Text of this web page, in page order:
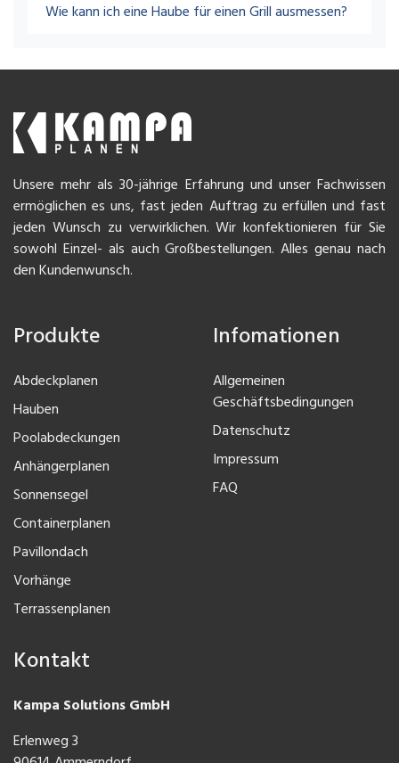
Wie kann ich eine Haube für einen Grill ausmessen?
Unsere mehr als 30-jährige Erfahrung und unser Fachwissen
ermöglichen es uns, fast jeden Auftrag zu erfüllen und fast
jeden Wunsch zu verwirklichen. Wir konfektionieren für Sie
sowohl Einzel- als auch Großbestellungen. Alles genau nach
den Kundenwunsch.
Produkte
Abdeckplanen
Hauben
Poolabdeckungen
Anhängerplanen
Sonnensegel
Containerplanen
Pavillondach
Vorhänge
Terrassenplanen
Infomationen
Allgemeinen
Geschäftsbedingungen
Datenschutz
Impressum
FAQ
Kontakt
Kampa Solutions GmbH
Erlenweg 3